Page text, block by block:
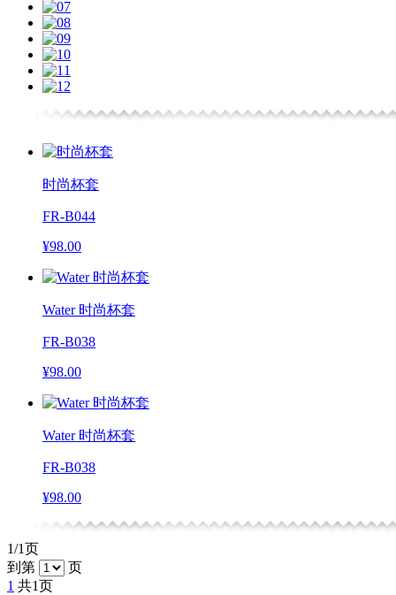
时尚杯套
FR-B044
¥98.00
Water 时尚杯套
FR-B038
¥98.00
Water 时尚杯套
FR-B038
¥98.00
1/1页
到第
页
1 共1页